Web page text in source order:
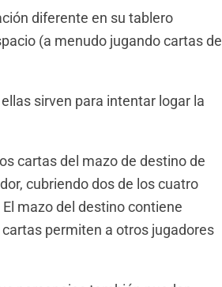
diferente en su tablero
(a menudo jugando cartas de
sirven para intentar logar la
cartas del mazo de destino de
cubriendo dos de los cuatro
mazo del destino contiene
permiten a otros jugadores